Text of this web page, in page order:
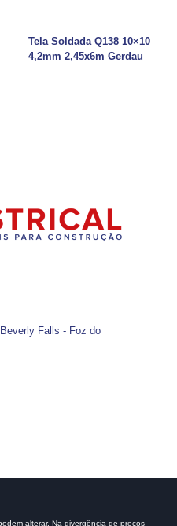
Tela Soldada Q138 10×10
4,2mm 2,45x6m Gerdau
Falls - Foz do
alterar. Na divergência de preços